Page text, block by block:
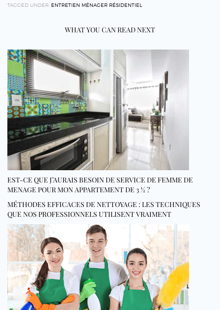
TAGGED UNDER: ENTRETIEN MÉNAGER RÉSIDENTIEL
WHAT YOU CAN READ NEXT
EST-CE QUE J’AURAIS BESOIN DE SERVICE DE FEMME DE
MENAGE POUR MON APPARTEMENT DE 3 ½ ?
MÉTHODES EFFICACES DE NETTOYAGE : LES TECHNIQUES
QUE NOS PROFESSIONNELS UTILISENT VRAIMENT